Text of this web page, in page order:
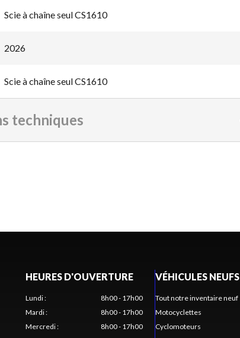
Scie à chaîne seul CS1610
2026
Scie à chaîne seul CS1610
techniques
HEURES D'OUVERTURE
Lundi:
8h00 - 17h00
Mardi:
8h00 - 17h00
Mercredi:
8h00 - 17h00
VÉHICULES NEUFS
Tout notre inventaire neuf
Motocyclettes
Cyclomoteurs